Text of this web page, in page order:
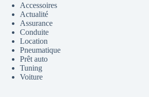
Accessoires
Actualité
Assurance
Conduite
Location
Pneumatique
Prêt auto
Tuning
Voiture